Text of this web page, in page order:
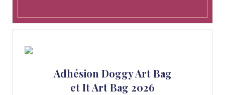
Adhésion Doggy Art Bag
et It Art Bag 2026